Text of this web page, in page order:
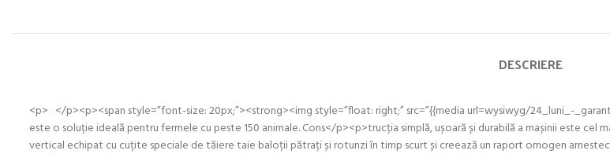
DESCRIERE
<p> </p><p><span style=”font-size: 20px;”><strong><img style=”float: right;” src=”{{media url=wysiwyg/24_luni_-
este o soluție ideală pentru fermele cu peste 150 animale. Cons</p><p>trucția simplă, ușoară și durabilă a mașinii este
vertical echipat cu cuțite speciale de tăiere taie baloții pătrați și rotunzi în timp scurt și creează un raport omogen